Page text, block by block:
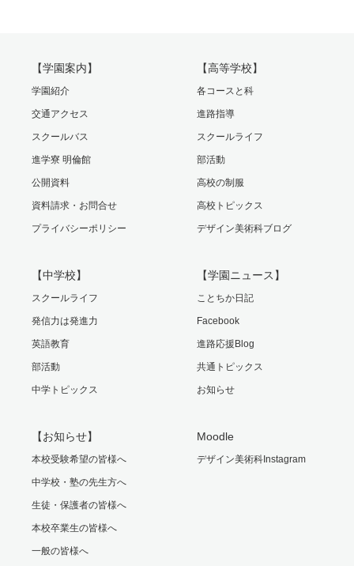
【学園案内】
学園紹介
交通アクセス
スクールバス
進学寮 明倫館
公開資料
資料請求・お問合せ
プライバシーポリシー
【高等学校】
各コースと科
進路指導
スクールライフ
部活動
高校の制服
高校トピックス
デザイン美術科ブログ
【中学校】
スクールライフ
発信力は発進力
英語教育
部活動
中学トピックス
【学園ニュース】
ことちか日記
Facebook
進路応援Blog
共通トピックス
お知らせ
【お知らせ】
本校受験希望の皆様へ
中学校・塾の先生方へ
生徒・保護者の皆様へ
本校卒業生の皆様へ
一般の皆様へ
Moodle
デザイン美術科Instagram